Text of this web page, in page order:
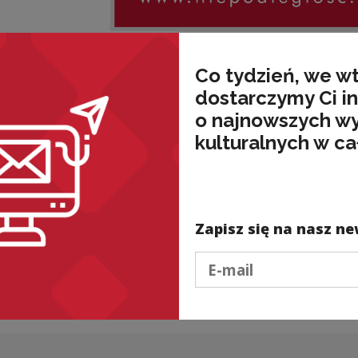
Łodzianie dzień i noc pilnują wejścia do
żołnierzami. Niemcy ustępują: pozostawią
Podczas drugiej wojny światowej
archikatedry jest puste.
pobrania
Co tydzień, we
dostarczymy Ci
o najnowszych
kulturalnych w
Zapisz się na nasz